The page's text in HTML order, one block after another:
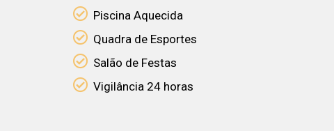
Piscina Aquecida
Quadra de Esportes
Salão de Festas
Vigilância 24 horas